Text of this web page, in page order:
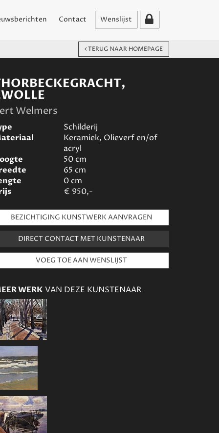
Contact Wenslijst
TERUG NAAR HOMEPAGE
Welmers
Schilderij
Keramiek, Olieverf en/of
acryl
50cm
65 cm
0cm
€ 950,-
BEZICHTIGING KUNSTWERK AANVRAGEN
DIRECT CONTACT MET KUNSTENAAR
WERK VAN DEZE KUNSTENAAR